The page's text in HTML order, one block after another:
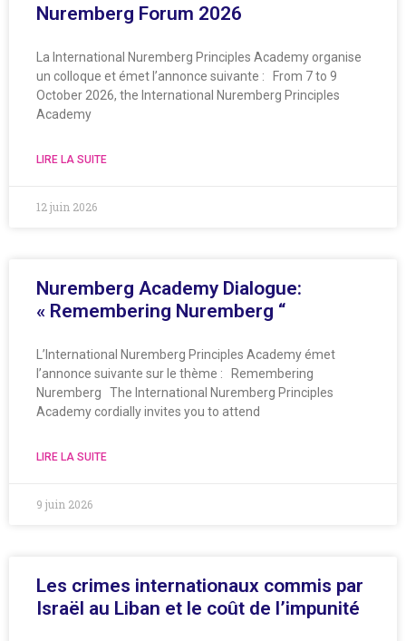
Nuremberg Forum 2026
La International Nuremberg Principles Academy organise
un colloque et émet l’annonce suivante : From 7 to 9
October 2026, the International Nuremberg Principles
Academy
LIRE LA SUITE
12 juin 2026
Nuremberg Academy Dialogue:
« Remembering Nuremberg “
L’International Nuremberg Principles Academy émet
l’annonce suivante sur le thème : Remembering
Nuremberg The International Nuremberg Principles
Academy cordially invites you to attend
LIRE LA SUITE
9 juin 2026
Les crimes internationaux commis par
Israël au Liban et le coût de l’impunité